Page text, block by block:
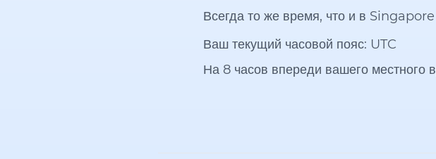
Всегда то же время, что и в Singapore
Ваш текущий часовой пояс: UTC
На 8 часов впереди вашего местного